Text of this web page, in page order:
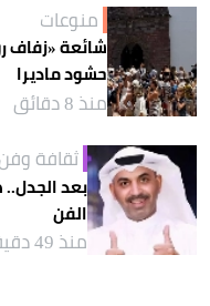
منوعات
شائعة «زفاف
حشود ماديرا
منذ 8 دقائق
ثقافة
بعد
الفن
منذ 49 دقيقة